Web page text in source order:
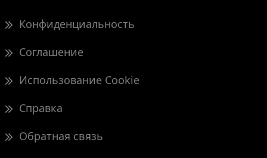
Конфиденциальность
Соглашение
Использование Cookie
Справка
Обратная связь